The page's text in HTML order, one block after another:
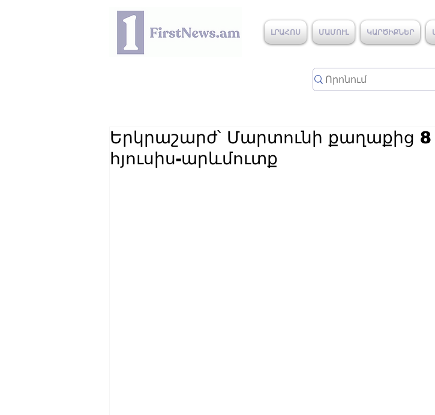
ԼՐԱՀՈՍ ՄԱՄՈՒԼ ԿԱՐԾԻՔՆԵՐ
Երկրաշարժ՝ Մարտունի քաղաքից 8
հյուսիս-արևմուտք